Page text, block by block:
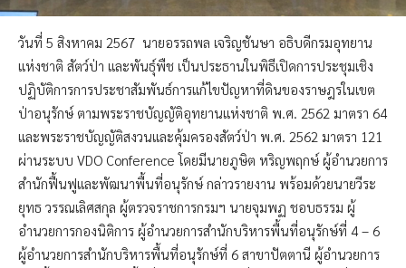
วันที่ 5 สิงหาคม 2567 นายอรรถพล เจริญชันษา อธิบดีกรมอุทยาน
แห่งชาติ สัตว์ป่า และพันธ์ุพืช เป็นประธานในพิธีเปิดการประชุมเชิง
ปฏิบัติการการประชาสัมพันธ์การแก้ไขปัญหาที่ดินของราษฎรในเขต
ป่าอนุรักษ์ ตามพระราชบัญญัติอุทยานแห่งชาติ พ.ศ. 2562 มาตรา 64
และพระราชบัญญัติสงวนและคุ้มครองสัตว์ป่า พ.ศ. 2562 มาตรา 121
ผ่านระบบ VDO Conference โดยมีนายภูษิต หริญพฤกษ์ ผู้อำนวยการ
สำนักฟื้นฟูและพัฒนาพื้นที่อนุรักษ์ กล่าวรายงาน พร้อมด้วยนายวีระ
ยุทธ วรรณเลิศสกุล ผู้ตรวจราชการกรมฯ นายจุมพฏ ชอบธรรม ผู้
อำนวยการกองนิติการ ผู้อำนวยการสำนักบริหารพื้นที่อนุรักษ์ที่ 4 – 6
ผู้อำนวยการสำนักบริหารพื้นที่อนุรักษ์ที่ 6 สาขาปัตตานี ผู้อำนวยการ